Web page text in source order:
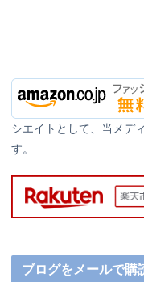
シエイトとして、当メデ
す。
ブログをメールで購